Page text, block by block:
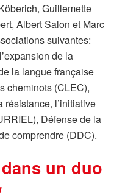
Guillemette
Albert Salon et Marc
suivantes:
de la
la langue française
cheminots (CLEC),
l’initiative
Défense de la
comprendre (DDC).
un duo